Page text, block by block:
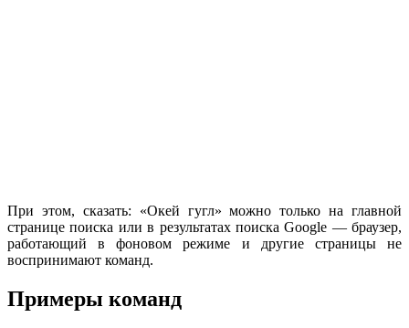
При этом, сказать: «Окей гугл» можно только на главной
странице поиска или в результатах поиска Google — браузер,
работающий в фоновом режиме и другие страницы не
воспринимают команд.
Примеры команд